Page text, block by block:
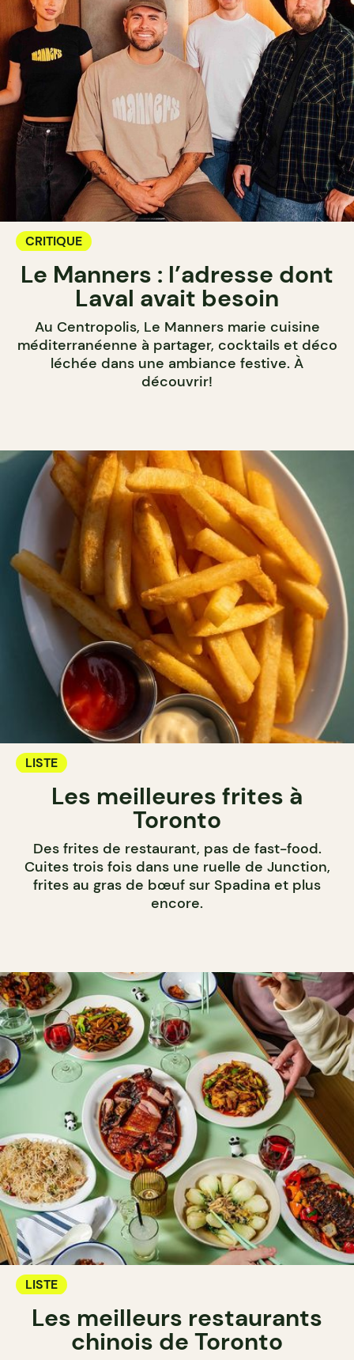
CRITIQUE
Le Manners : l’adresse dont
Laval avait besoin
Au Centropolis, Le Manners marie cuisine
méditerranéenne à partager, cocktails et déco
léchée dans une ambiance festive. À
découvrir!
LISTE
Les meilleures frites à
Toronto
Des frites de restaurant, pas de fast-food.
Cuites trois fois dans une ruelle de Junction,
frites au gras de bœuf sur Spadina et plus
encore.
LISTE
Les meilleurs restaurants
chinois de Toronto